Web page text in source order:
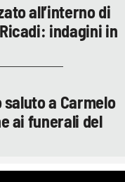
all’interno di
indagini in
a Carmelo
ai funerali del